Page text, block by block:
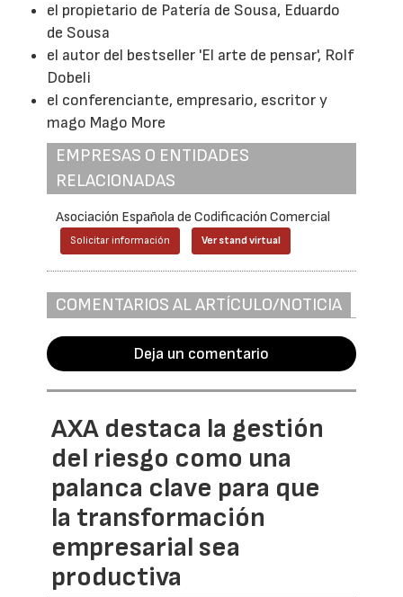
el propietario de Patería de Sousa, Eduardo
de Sousa
el autor del bestseller 'El arte de pensar', Rolf
Dobeli
el conferenciante, empresario, escritor y
mago Mago More
EMPRESAS O ENTIDADES
RELACIONADAS
Asociación Española de Codificación Comercial
Solicitar información Ver stand virtual
COMENTARIOS AL ARTÍCULO/NOTICIA
Deja un comentario
AXA destaca la gestión
del riesgo como una
palanca clave para que
la transformación
empresarial sea
productiva